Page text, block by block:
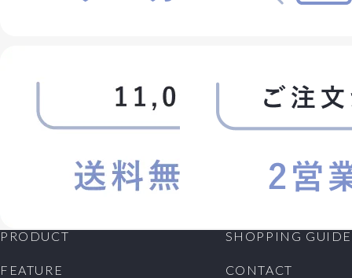
PRODUCT
FEATURE
SHOPPING GUIDE
CONTACT